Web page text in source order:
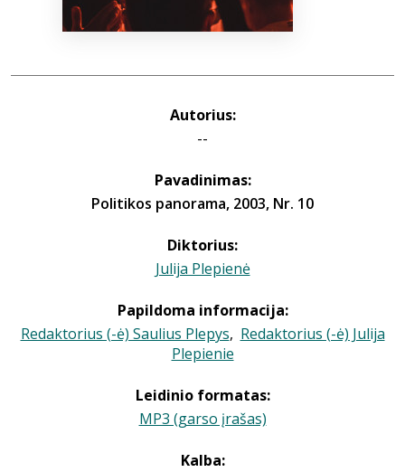
Autorius:
--
Pavadinimas:
Politikos panorama, 2003, Nr. 10
Diktorius:
Julija Plepienė
Papildoma informacija:
Redaktorius (-ė) Saulius Plepys, Redaktorius (-ė) Julija
Plepienie
Leidinio formatas:
MP3 (garso įrašas)
Kalba: